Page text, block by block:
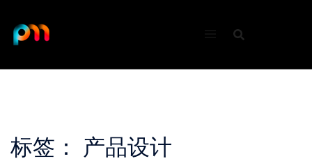
content
标签： 产品设计